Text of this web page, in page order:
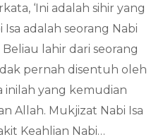
‘Ini adalah sihir yang
Isa adalah seorang Nabi
lahir dari seorang
pernah disentuh oleh
inilah yang kemudian
Allah. Mukjizat Nabi Isa
Keahlian Nabi…